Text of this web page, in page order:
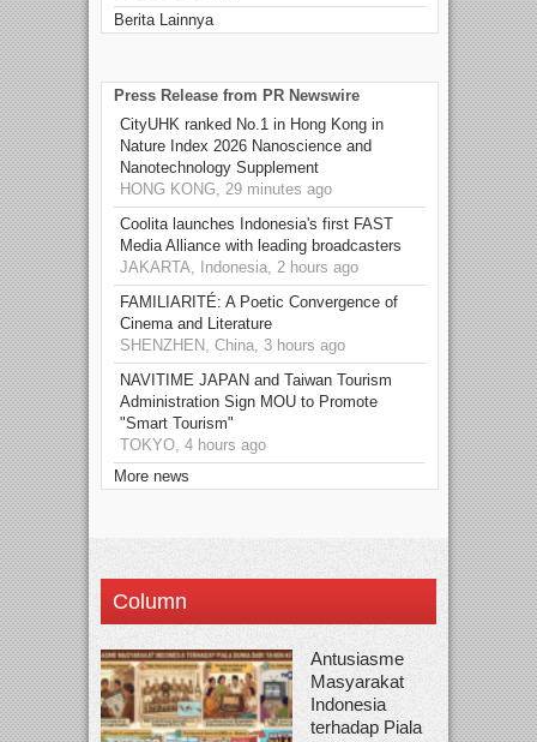
Berita Lainnya
Press Release from PR Newswire
CityUHK ranked No.1 in Hong Kong in
Nature Index 2026 Nanoscience and
Nanotechnology Supplement
HONG KONG, 29 minutes ago
Coolita launches Indonesia's first FAST
Media Alliance with leading broadcasters
JAKARTA, Indonesia, 2 hours ago
FAMILIARITÉ: A Poetic Convergence of
Cinema and Literature
SHENZHEN, China, 3 hours ago
NAVITIME JAPAN and Taiwan Tourism
Administration Sign MOU to Promote
"Smart Tourism"
TOKYO, 4 hours ago
More news
Column
Antusiasme
Masyarakat
Indonesia
terhadap Piala